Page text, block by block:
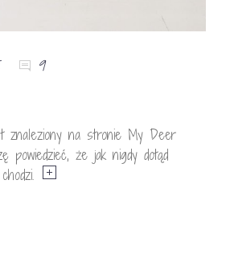
9
znaleziony na stronie My Deer
powiedzieć, że jak nigdy dotąd